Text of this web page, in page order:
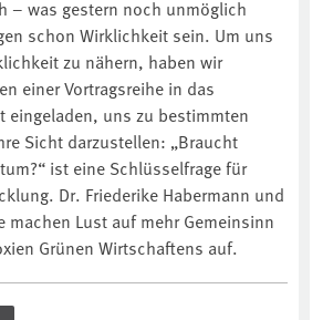
– was gestern noch unmöglich
schon Wirklichkeit sein. Um uns
zu nähern, haben wir
einer Vortragsreihe in das
eingeladen, uns zu bestimmten
Sicht darzustellen: „Braucht
ist eine Schlüsselfrage für
Dr. Friederike Habermann und
machen Lust auf mehr Gemeinsinn
Grünen Wirtschaftens auf.